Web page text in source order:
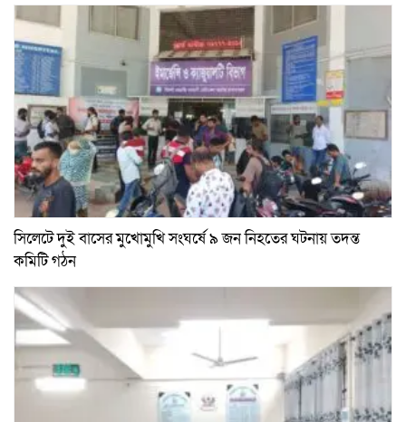
সিলেটে দুই বাসের মুখোমুখি সংঘর্ষে ৯ জন নিহতের ঘটনায় তদন্ত
কমিটি গঠন